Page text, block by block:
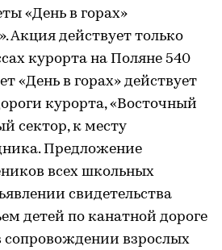
«День в горах»
Акция действует только
курорта на Поляне 540
«День в горах» действует
курорта, «Восточный
сектор, к месту
Предложение
всех школьных
свидетельства
детей по канатной дороге
сопровождении взрослых